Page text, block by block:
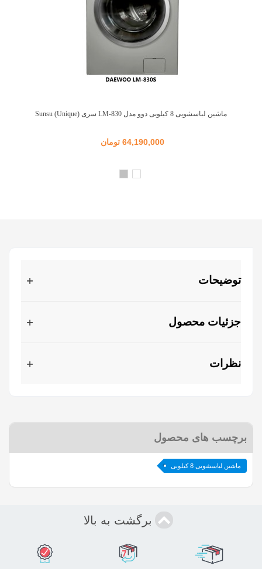
ماشین لباسشویی 8 کیلویی دوو مدل LM-830 سری Sunsu (Unique)
64,190,000 تومان
توضیحات
جزئیات محصول
نظرات
برچسب های محصول
ماشین لباسشویی 8 کیلویی
برگشت به بالا